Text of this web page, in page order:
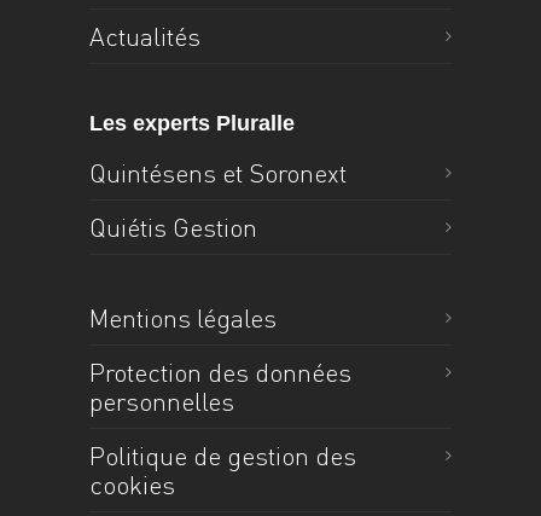
Actualités
Les experts Pluralle
Quintésens et Soronext
Quiétis Gestion
Mentions légales
Protection des données
personnelles
Politique de gestion des
cookies